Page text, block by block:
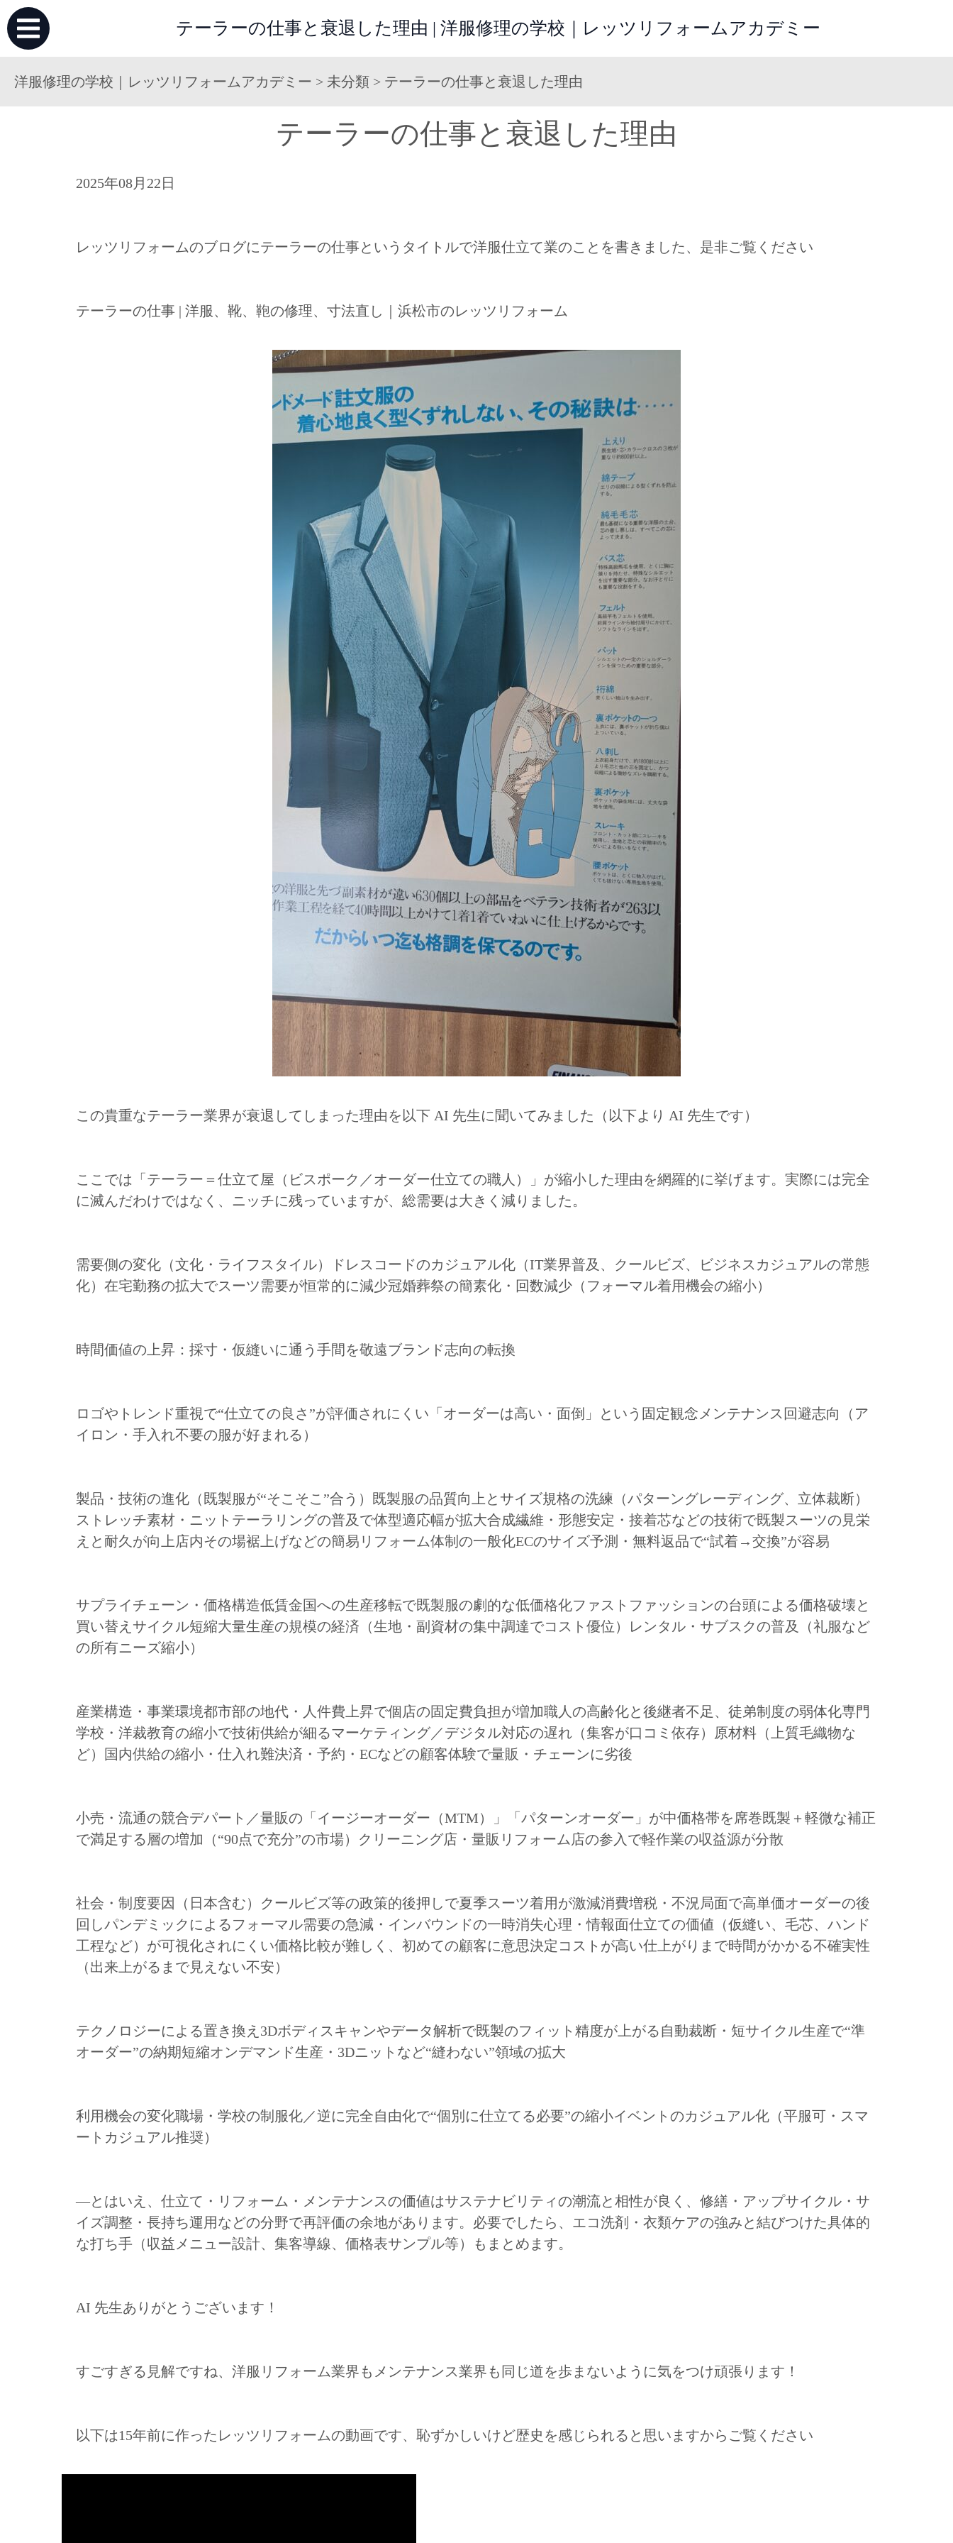
テーラーの仕事と衰退した理由 | 洋服修理の学校｜レッツリフォームアカデミー
洋服修理の学校｜レッツリフォームアカデミー > 未分類 > テーラーの仕事と衰退した理由
テーラーの仕事と衰退した理由
2025年08月22日
レッツリフォームのブログにテーラーの仕事というタイトルで洋服仕立て業のことを書きました、是非ご覧ください
テーラーの仕事 | 洋服、靴、鞄の修理、寸法直し｜浜松市のレッツリフォーム
この貴重なテーラー業界が衰退してしまった理由を以下 AI 先生に聞いてみました（以下より AI 先生です）
ここでは「テーラー＝仕立て屋（ビスポーク／オーダー仕立ての職人）」が縮小した理由を網羅的に挙げます。実際には完全
に滅んだわけではなく、ニッチに残っていますが、総需要は大きく減りました。
需要側の変化（文化・ライフスタイル）ドレスコードのカジュアル化（IT業界普及、クールビズ、ビジネスカジュアルの常態
化）在宅勤務の拡大でスーツ需要が恒常的に減少冠婚葬祭の簡素化・回数減少（フォーマル着用機会の縮小）
時間価値の上昇：採寸・仮縫いに通う手間を敬遠ブランド志向の転換
ロゴやトレンド重視で“仕立ての良さ”が評価されにくい「オーダーは高い・面倒」という固定観念メンテナンス回避志向（ア
イロン・手入れ不要の服が好まれる）
製品・技術の進化（既製服が“そこそこ”合う）既製服の品質向上とサイズ規格の洗練（パターングレーディング、立体裁断）
ストレッチ素材・ニットテーラリングの普及で体型適応幅が拡大合成繊維・形態安定・接着芯などの技術で既製スーツの見栄
えと耐久が向上店内その場裾上げなどの簡易リフォーム体制の一般化ECのサイズ予測・無料返品で“試着→交換”が容易
サプライチェーン・価格構造低賃金国への生産移転で既製服の劇的な低価格化ファストファッションの台頭による価格破壊と
買い替えサイクル短縮大量生産の規模の経済（生地・副資材の集中調達でコスト優位）レンタル・サブスクの普及（礼服など
の所有ニーズ縮小）
産業構造・事業環境都市部の地代・人件費上昇で個店の固定費負担が増加職人の高齢化と後継者不足、徒弟制度の弱体化専門
学校・洋裁教育の縮小で技術供給が細るマーケティング／デジタル対応の遅れ（集客が口コミ依存）原材料（上質毛織物な
ど）国内供給の縮小・仕入れ難決済・予約・ECなどの顧客体験で量販・チェーンに劣後
小売・流通の競合デパート／量販の「イージーオーダー（MTM）」「パターンオーダー」が中価格帯を席巻既製＋軽微な補正
で満足する層の増加（“90点で充分”の市場）クリーニング店・量販リフォーム店の参入で軽作業の収益源が分散
社会・制度要因（日本含む）クールビズ等の政策的後押しで夏季スーツ着用が激減消費増税・不況局面で高単価オーダーの後
回しパンデミックによるフォーマル需要の急減・インバウンドの一時消失心理・情報面仕立ての価値（仮縫い、毛芯、ハンド
工程など）が可視化されにくい価格比較が難しく、初めての顧客に意思決定コストが高い仕上がりまで時間がかかる不確実性
（出来上がるまで見えない不安）
テクノロジーによる置き換え3Dボディスキャンやデータ解析で既製のフィット精度が上がる自動裁断・短サイクル生産で“準
オーダー”の納期短縮オンデマンド生産・3Dニットなど“縫わない”領域の拡大
利用機会の変化職場・学校の制服化／逆に完全自由化で“個別に仕立てる必要”の縮小イベントのカジュアル化（平服可・スマ
ートカジュアル推奨）
—とはいえ、仕立て・リフォーム・メンテナンスの価値はサステナビリティの潮流と相性が良く、修繕・アップサイクル・サ
イズ調整・長持ち運用などの分野で再評価の余地があります。必要でしたら、エコ洗剤・衣類ケアの強みと結びつけた具体的
な打ち手（収益メニュー設計、集客導線、価格表サンプル等）もまとめます。
AI 先生ありがとうございます！
すごすぎる見解ですね、洋服リフォーム業界もメンテナンス業界も同じ道を歩まないように気をつけ頑張ります！
以下は15年前に作ったレッツリフォームの動画です、恥ずかしいけど歴史を感じられると思いますからご覧ください